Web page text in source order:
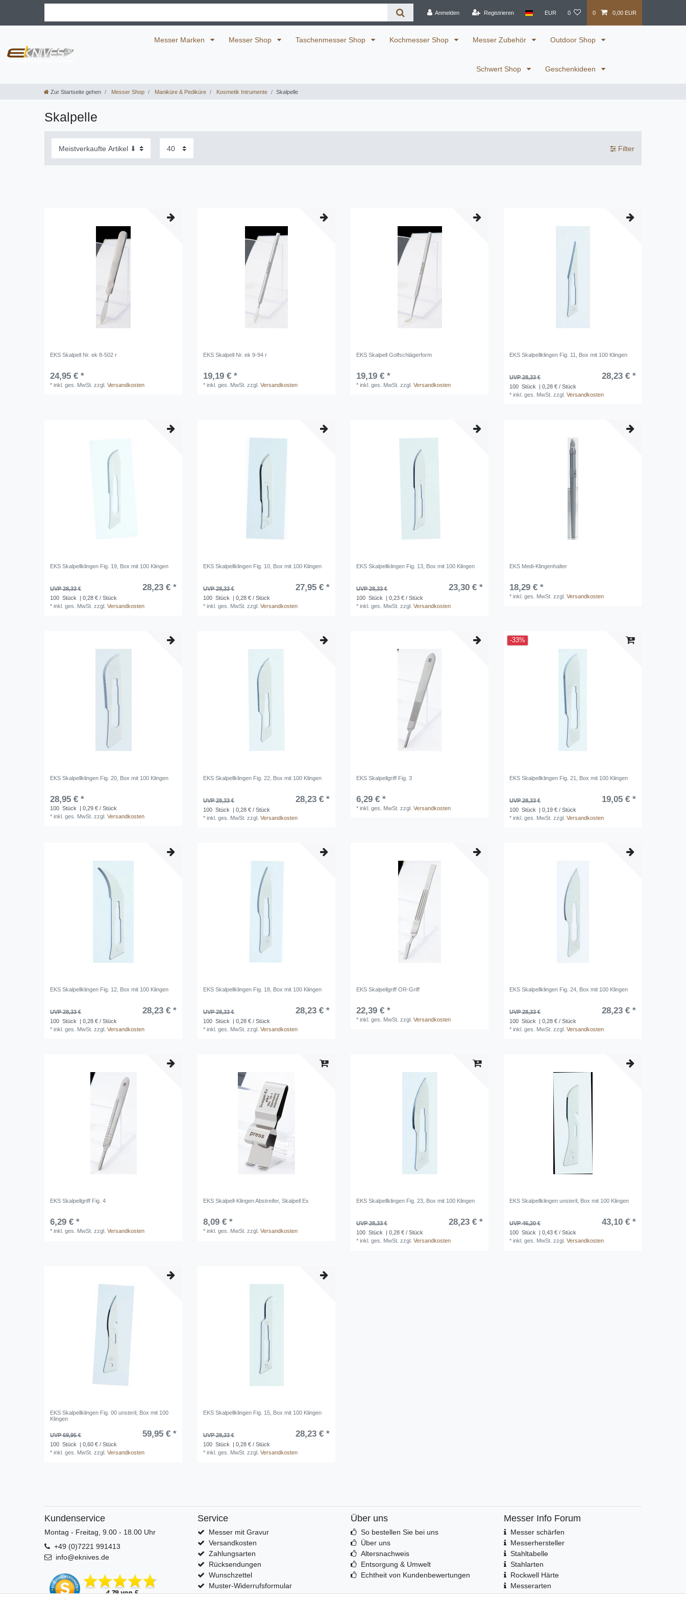
Anmelden Registrieren EUR 0 0 0,00 EUR
Messer Marken Messer Shop Taschenmesser Shop Kochmesser Shop Messer Zubehör Outdoor Shop
Schwert Shop Geschenkideen
Zur Startseite gehen Messer Shop Maniküre & Pediküre Kosmetik Intrumente Skalpelle
Skalpelle
Filter
EKS Skalpell Nr. ek 8-502 r
24,95 € *
*inkl. ges. MwSt. zzgl.Versandkosten
EKS Skalpell Nr. ek 9-94 r
19,19 € *
*inkl. ges. MwSt. zzgl.Versandkosten
EKS Skalpell Golfschlägerform
19,19 € *
*inkl. ges. MwSt. zzgl.Versandkosten
EKS Skalpellklingen Fig. 11, Box mit 100 Klingen
UVP 28,33 € 28,23 € *
100 Stück
| 0,28 € / Stück
*inkl. ges. MwSt. zzgl.Versandkosten
EKS Skalpellklingen Fig. 19, Box mit 100 Klingen
UVP 28,33 € 28,23 € *
100 Stück
| 0,28 € / Stück
*inkl. ges. MwSt. zzgl.Versandkosten
EKS Skalpellklingen Fig. 10, Box mit 100 Klingen
UVP 28,33 € 27,95 € *
100 Stück
| 0,28 € / Stück
*inkl. ges. MwSt. zzgl.Versandkosten
EKS Skalpellklingen Fig. 13, Box mit 100 Klingen
UVP 28,33 € 23,30 € *
100 Stück
| 0,23 € / Stück
*inkl. ges. MwSt. zzgl.Versandkosten
EKS Medi-Klingenhalter
18,29 € *
*inkl. ges. MwSt. zzgl.Versandkosten
EKS Skalpellklingen Fig. 20, Box mit 100 Klingen
28,95 € *
100 Stück
| 0,29 € / Stück
*inkl. ges. MwSt. zzgl.Versandkosten
EKS Skalpellklingen Fig. 22, Box mit 100 Klingen
UVP 28,33 € 28,23 € *
100 Stück
| 0,28 € / Stück
*inkl. ges. MwSt. zzgl.Versandkosten
EKS Skalpellgriff Fig. 3
6,29 € *
*inkl. ges. MwSt. zzgl.Versandkosten
-33%
EKS Skalpellklingen Fig. 21, Box mit 100 Klingen
UVP 28,33 € 19,05 € *
100 Stück
| 0,19 € / Stück
*inkl. ges. MwSt. zzgl.Versandkosten
EKS Skalpellklingen Fig. 12, Box mit 100 Klingen
UVP 28,33 € 28,23 € *
100 Stück
| 0,28 € / Stück
*inkl. ges. MwSt. zzgl.Versandkosten
EKS Skalpellklingen Fig. 18, Box mit 100 Klingen
UVP 28,33 € 28,23 € *
100 Stück
| 0,28 € / Stück
*inkl. ges. MwSt. zzgl.Versandkosten
EKS Skalpellgriff OR-Griff
22,39 € *
*inkl. ges. MwSt. zzgl.Versandkosten
EKS Skalpellklingen Fig. 24, Box mit 100 Klingen
UVP 28,33 € 28,23 € *
100 Stück
| 0,28 € / Stück
*inkl. ges. MwSt. zzgl.Versandkosten
EKS Skalpellgriff Fig. 4
6,29 € *
*inkl. ges. MwSt. zzgl.Versandkosten
EKS Skalpell-Klingen Abstreifer, Skalpell Ex
8,09 € *
*inkl. ges. MwSt. zzgl.Versandkosten
EKS Skalpellklingen Fig. 23, Box mit 100 Klingen
UVP 28,33 € 28,23 € *
100 Stück
| 0,28 € / Stück
*inkl. ges. MwSt. zzgl.Versandkosten
EKS Skalpellklingen unsteril, Box mit 100 Klingen
UVP 46,20 € 43,10 € *
100 Stück
| 0,43 € / Stück
*inkl. ges. MwSt. zzgl.Versandkosten
EKS Skalpellklingen Fig. 00 unsteril, Box mit 100
Klingen
UVP 69,95 € 59,95 € *
100 Stück
| 0,60 € / Stück
*inkl. ges. MwSt. zzgl.Versandkosten
EKS Skalpellklingen Fig. 15, Box mit 100 Klingen
UVP 28,33 € 28,23 € *
100 Stück
| 0,28 € / Stück
*inkl. ges. MwSt. zzgl.Versandkosten
Kundenservice
Montag - Freitag, 9.00 - 18.00 Uhr
+49 (0)7221 991413
info@eknives.de
Service
Messer mit Gravur
Versandkosten
Zahlungsarten
Rücksendungen
Wunschzettel
Muster-Widerrufsformular
Über uns
So bestellen Sie bei uns
Über uns
Altersnachweis
Entsorgung & Umwelt
Echtheit von Kundenbewertungen
Messer Info Forum
Messer schärfen
Messerhersteller
Stahltabelle
Stahlarten
Rockwell Härte
Messerarten
Klingenformen